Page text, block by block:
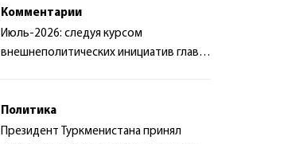
Комментарии
Июль-2026: следуя курсом
внешнеполитических инициатив главы
Политика
Президент Туркменистана принял